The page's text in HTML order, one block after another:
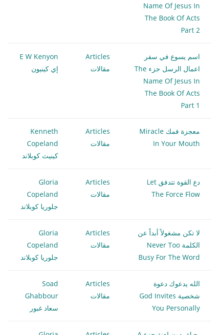
Name Of Jesus In
The Book Of Acts
Part 2
اسم يسوع في سفر
اعمال الرسل جزء The
Name Of Jesus In
The Book Of Acts
Part 1
Articles
مقالات
E W Kenyon
إي كينيون
معجزة فمك Miracle
In Your Mouth
Articles
مقالات
Kenneth
Copeland
كينيث كوبلاند
دع القوة تتدفق Let
The Force Flow
Articles
مقالات
Gloria
Copeland
جلوريا كوبلاند
لا تكن مشغولاً أبداً عن
الكلمة Never Too
Busy For The Word
Articles
مقالات
Gloria
Copeland
جلوريا كوبلاند
الله يدعوك دعوة
شخصية God Invites
You Personally
Articles
مقالات
Soad
Ghabbour
سعاد غبور